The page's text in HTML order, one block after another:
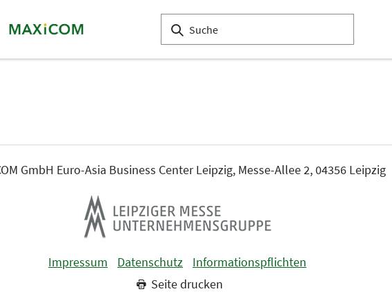
GmbH Euro-Asia Business Center Leipzig, Messe-Allee 2, 04356 Leipzig
Impressum Datenschutz
Informationspflichten
Seite drucken